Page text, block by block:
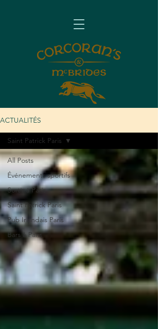
ACTUALITÉS
All Posts
Événements sportifs
Sortir à Paris
Saint Patrick Paris
Pub Irlandais Paris
Bars à Paris
Saint Patrick Paris